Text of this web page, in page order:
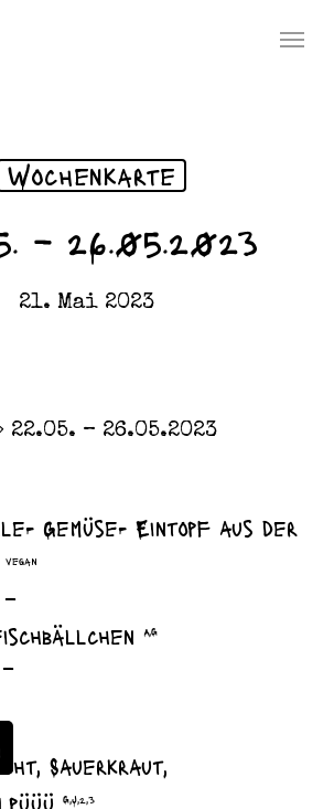
Wochenkarte
– 26.05.2023
21. Mai 2023
22.05. – 26.05.2023
Gemüse- Eintopf aus der
vegan
A,G
Sauerkraut,
G,J,2,3